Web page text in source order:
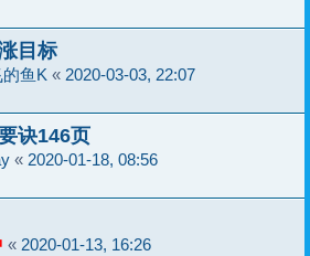
目标
鱼K « 2020-03-03, 22:07
诀146页
« 2020-01-18, 08:56
« 2020-01-13, 16:26